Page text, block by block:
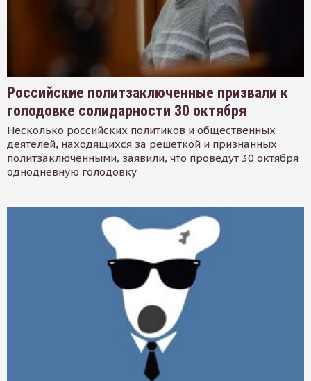
Российские политзаключенные призвали к
голодовке солидарности 30 октября
Несколько российских политиков и общественных
деятелей, находящихся за решеткой и признанных
политзаключенными, заявили, что проведут 30 октября
однодневную голодовку